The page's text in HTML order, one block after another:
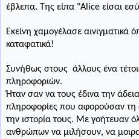
έβλεπα. Της είπα "Α lice είσαι
Εκείνη χαμογέλασε αινιγματικά
καταφατικά!
Συνήθως στους άλλους ένα
πληροφοριών.
Ήταν σαν να τους έδινα την
πληροφορίες που αφορούσαν τη
την ιστορία τους. Με γοήτευαν
ανθρώπων να μιλήσουν, να